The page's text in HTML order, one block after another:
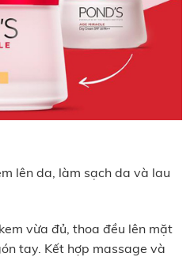
lên da, làm sạch da và lau
vừa đủ, thoa đều lên mặt
tay. Kết hợp massage và